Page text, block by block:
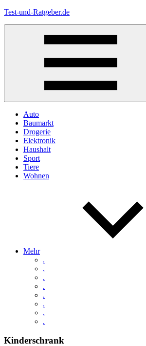
Zum
Test-und-Ratgeber.de
Auto
Baumarkt
Drogerie
Elektronik
Haushalt
Sport
Tiere
Wohnen
Mehr
.
.
.
.
.
.
.
.
Kinderschrank